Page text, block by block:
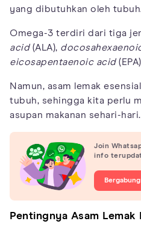
yang dibutuhkan oleh
Omega-3 terdiri dari tiga
acid(ALA),
eicosapentaenoic acid
Namun, asam lemak
tubuh, sehingga kita perlu
asupan makanan sehari-hari.
Join
info
Pentingnya Asam Lemak